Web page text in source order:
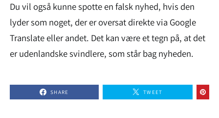
Du vil også kunne spotte en falsk nyhed, hvis den
lyder som noget, der er oversat direkte via Google
Translate eller andet. Det kan være et tegn på, at det
er udenlandske svindlere, som står bag nyheden.
SHARE TWEET